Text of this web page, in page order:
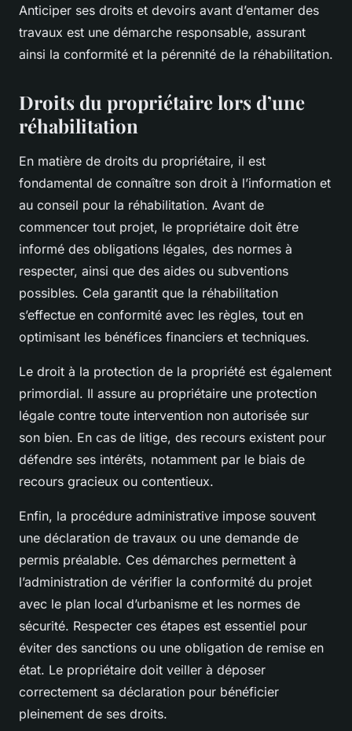
Anticiper ses droits et devoirs avant d’entamer des
travaux est une démarche responsable, assurant
ainsi la conformité et la pérennité de la réhabilitation.
Droits du propriétaire lors d’une
réhabilitation
En matière de droits du propriétaire, il est
fondamental de connaître son droit à l’information et
au conseil pour la réhabilitation. Avant de
commencer tout projet, le propriétaire doit être
informé des obligations légales, des normes à
respecter, ainsi que des aides ou subventions
possibles. Cela garantit que la réhabilitation
s’effectue en conformité avec les règles, tout en
optimisant les bénéfices financiers et techniques.
Le droit à la protection de la propriété est également
primordial. Il assure au propriétaire une protection
légale contre toute intervention non autorisée sur
son bien. En cas de litige, des recours existent pour
défendre ses intérêts, notamment par le biais de
recours gracieux ou contentieux.
Enfin, la procédure administrative impose souvent
une déclaration de travaux ou une demande de
permis préalable. Ces démarches permettent à
l’administration de vérifier la conformité du projet
avec le plan local d’urbanisme et les normes de
sécurité. Respecter ces étapes est essentiel pour
éviter des sanctions ou une obligation de remise en
état. Le propriétaire doit veiller à déposer
correctement sa déclaration pour bénéficier
pleinement de ses droits.